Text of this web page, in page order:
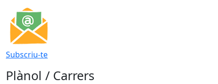
Subscriu-te
Plànol / Carrers